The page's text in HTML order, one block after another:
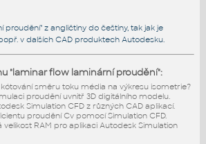
proudění" z angličtiny do češtiny, tak jak je
v dalších CAD produktech Autodesku.
"laminar flow laminární proudění":
směru toku média na výkresu isometrie?
proudění uvnitř 3D digitálního modelu.
Simulation CFD z různých CAD aplikací.
proudění Cv pomocí Simulation CFD.
velikost RAM pro aplikaci Autodesk Simulation